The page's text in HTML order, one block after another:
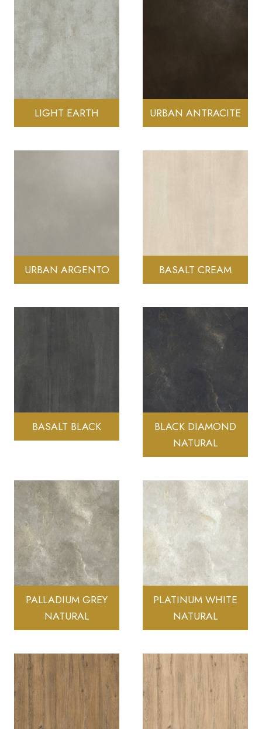
LIGHT EARTH URBAN ANTRACITE
URBAN ARGENTO BASALT CREAM
BASALT BLACK
BLACK DIAMOND
NATURAL
PALLADIUM GREY
NATURAL
PLATINUM WHITE
NATURAL